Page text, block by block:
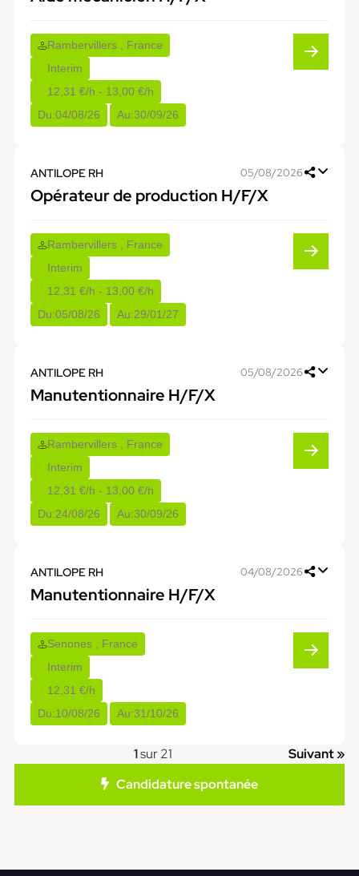
Rambervillers , France
Interim
12,31 €/h - 13,00 €/h
Du:04/08/26 Au:30/09/26
ANTILOPE RH 05/08/2026
Opérateur de production H/F/X
Rambervillers , France
Interim
12,31 €/h - 13,00 €/h
Du:05/08/26 Au:29/01/27
ANTILOPE RH 05/08/2026
Manutentionnaire H/F/X
Rambervillers , France
Interim
12,31 €/h - 13,00 €/h
Du:24/08/26 Au:30/09/26
ANTILOPE RH 04/08/2026
Manutentionnaire H/F/X
Senones , France
Interim
12,31 €/h
Du:10/08/26 Au:31/10/26
1sur 21
Suivant »
Candidature spontanée